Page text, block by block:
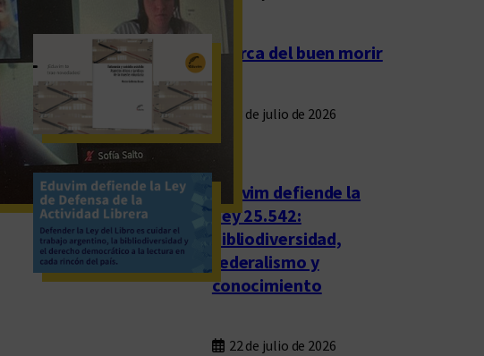
Acerca del buen morir
23 de julio de 2026
Eduvim defiende la
Ley 25.542:
bibliodiversidad,
federalismo y
conocimiento
22 de julio de 2026